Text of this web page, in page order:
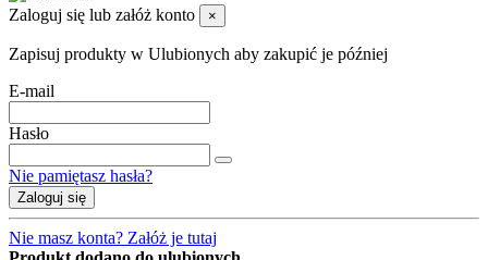
Zaloguj się lub załóż konto ×
Zapisuj produkty w Ulubionych aby zakupić je później
E-mail
Hasło
Nie pamiętasz hasła?
Zaloguj się
Nie masz konta? Załóż je tutaj